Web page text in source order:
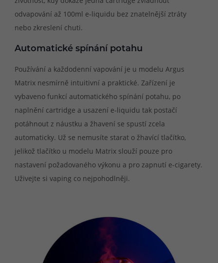
odvapování až 100ml e-liquidu bez znatelnější ztráty
nebo zkreslení chuti.
Automatické spínání potahu
Používání a každodenní vapování je u modelu Argus
Matrix nesmírně intuitivní a praktické. Zařízení je
vybaveno funkcí automatického spínání potahu, po
naplnění cartridge a usazení e-liquidu tak postačí
potáhnout z náustku a žhavení se spustí zcela
automaticky. Už se nemusíte starat o žhavící tlačítko,
jelikož tlačítko u modelu Matrix slouží pouze pro
nastavení požadovaného výkonu a pro zapnutí e-cigarety.
Uživejte si vaping co nejpohodlněji.